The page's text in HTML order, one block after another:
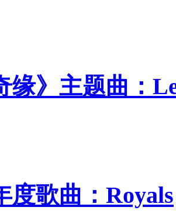
缘》主题曲：
度歌曲：Royals